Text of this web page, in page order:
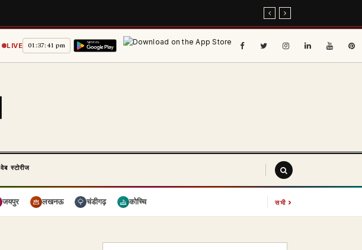
LIVE 01:37:42 pm
वेब स्टोरीज
जयपुर लखनऊ चंडीगढ़ कोच्चि सभी›